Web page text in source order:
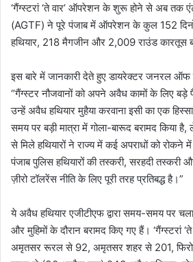
‘गैंग्स्टरां ‘ते वार’ ऑपरेशन के शुरू होने से अब तक
(AGTF) ने पूरे पंजाब में ऑपरेशन के कुल 152
हथियार, 218 मैगजीन और 2,009 राउंड कारतूस
इस बारे में जानकारी देते हुए डायरेक्टर जनरल ऑफ
“गैंग्स्टर नौजवानों को अपने अवैध कामों के लिए
उन्हें अवैध हथियार मुहैया करवाना इसी का एक
समय पर बड़ी मात्रा में गोला-बारूद बरामद किया
से मिले हथियारों ने राज्य में कई अपराधों को रोकने में
पंजाब पुलिस हथियारों की तस्करी, सरहदी
ज़ीरो टॉलरेंस नीति के लिए पूरी तरह प्रतिबद्ध है।”
ये अवैध हथियार एजीटीएफ द्वारा समय-समय पर
और मुहिमों के दौरान बरामद किए गए हैं।
अमृतसर रूरल से 92, अमृतसर शहर से 201,